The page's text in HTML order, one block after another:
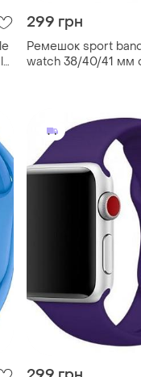
299 грн
Ремешок sport
watch 38/40/41 мм